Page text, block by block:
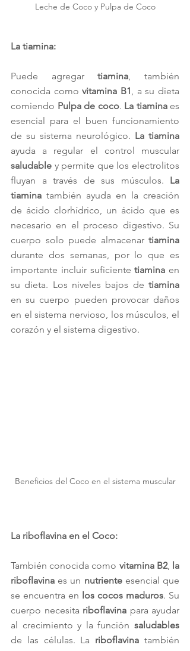
Leche de Coco y Pulpa de Coco
La tiamina:
Puede agregar tiamina, también
conocida como vitamina B1, a su dieta
comiendo Pulpa de coco. La tiamina es
esencial para el buen funcionamiento
de su sistema neurológico. La tiamina
saludable y permite que los electrolitos
fluyan a través de sus músculos. La
tiamina también ayuda en la creación
de ácido clorhídrico, un ácido que es
necesario en el proceso digestivo. Su
cuerpo solo puede almacenar tiamina
durante dos semanas, por lo que es
importante incluir suficiente tiamina en
su dieta. Los niveles bajos de tiamina
en su cuerpo pueden provocar daños
en el sistema nervioso, los músculos, el
corazón y el sistema digestivo.
Beneficios del Coco en el sistema muscular
La riboflavina en el Coco:
También conocida como vitamina B2, la
riboflavina es un nutriente esencial que
se encuentra en los cocos maduros. Su
cuerpo necesita riboflavina para ayudar
al crecimiento y la función saludables
de las células. La riboflavina también